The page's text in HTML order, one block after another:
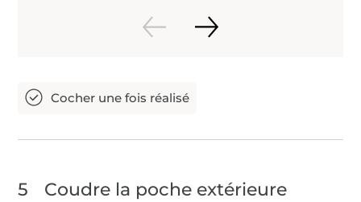
5 Coudre la poche extérieure